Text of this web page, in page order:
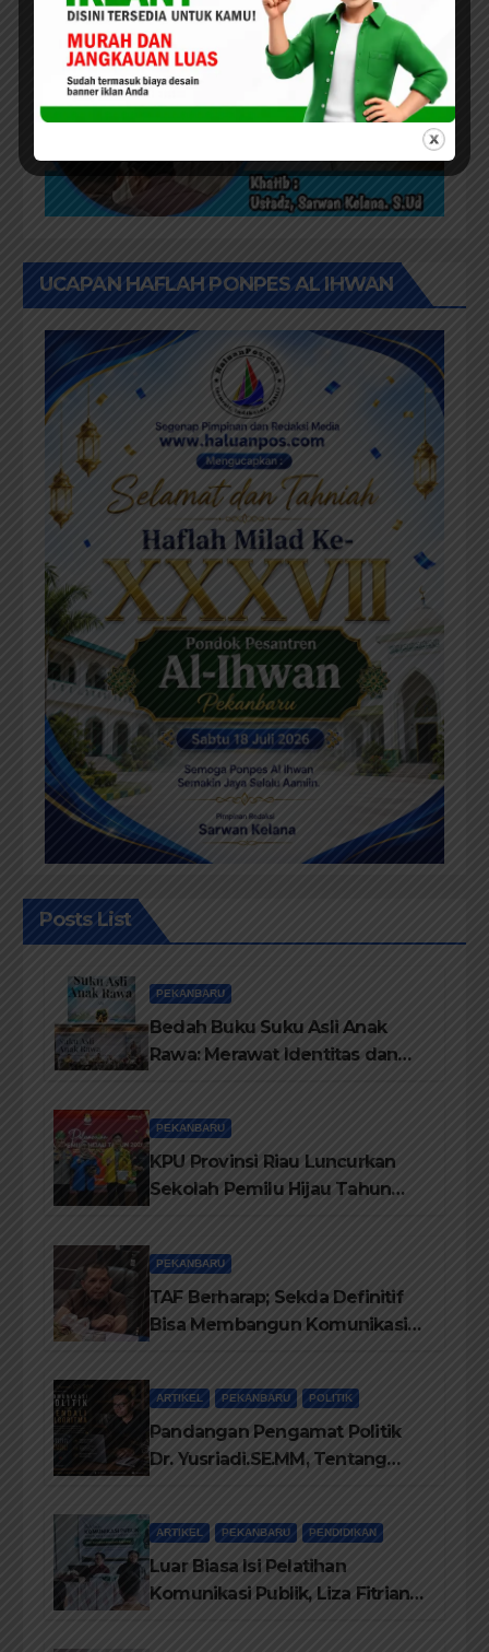
UCAPAN HAFLAH PONPES AL IHWAN
Posts List
PEKANBARU
Bedah Buku Suku Asli Anak
Rawa: Merawat Identitas dan
PEKANBARU
KPU Provinsi Riau Luncurkan
Sekolah Pemilu Hijau Tahun
Lingkungan
PEKANBARU
TAF Berharap; Sekda Definitif
Bisa Membangun Komunikasi
ARTIKEL PEKANBARU POLITIK
Pandangan Pengamat Politik
Dr. Yusriadi.SE.MM, Tentang
ARTIKEL PEKANBARU PENDIDIKAN
Luar Biasa Isi Pelatihan
Komunikasi Publik, Liza Fitriani